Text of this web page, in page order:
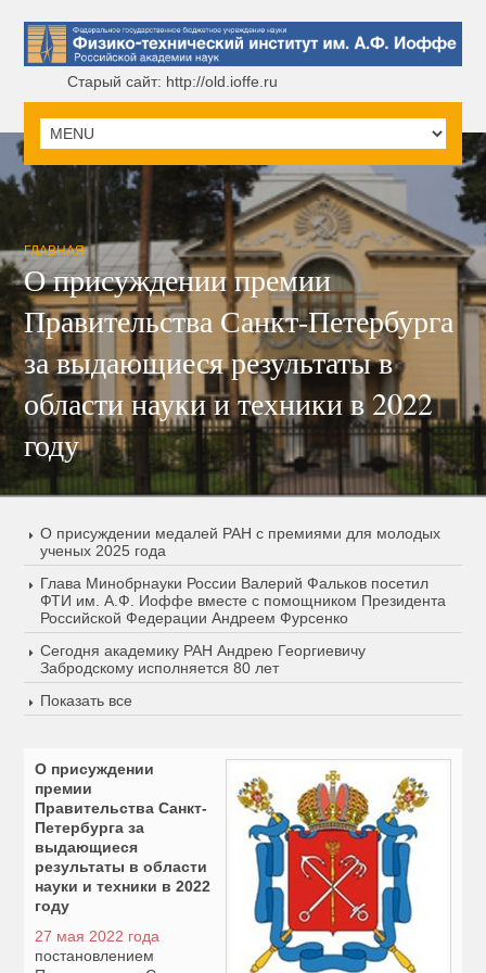
Старый сайт: http://old.ioffe.ru
ГЛАВНАЯ
О присуждении премии
Правительства Санкт-Петербурга
за выдающиеся результаты в
области науки и техники в 2022
году
О присуждении медалей РАН с премиями для молодых
ученых 2025 года
Глава Минобрнауки России Валерий Фальков посетил
ФТИ им. А.Ф. Иоффе вместе с помощником Президента
Российской Федерации Андреем Фурсенко
Сегодня академику РАН Андрею Георгиевичу
Забродскому исполняется 80 лет
Показать все
О присуждении
премии
Правительства Санкт-
Петербурга за
выдающиеся
результаты в области
науки и техники в 2022
году
27 мая 2022 года
постановлением